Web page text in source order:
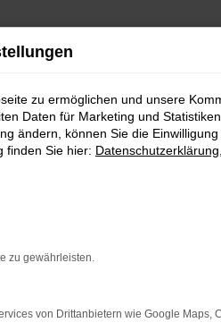
zu ermöglichen und unsere
Daten für Marketing und
ändern, können Sie die
finden Sie hier: Datenschutzerklärung
zu gewährleisten.
von Drittanbietern wie Google Maps,